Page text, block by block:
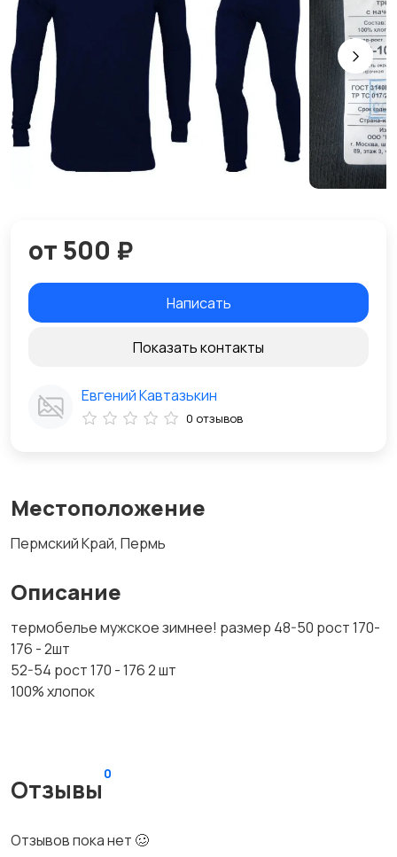
Местоположение
Пермский Край, Пермь
Описание
термобелье мужское зимнее! размер 48-50 рост 170-
176 - 2шт
52-54 рост 170 - 176 2 шт
100% хлопок
Отзывы
0
Отзывов пока нет 🥴
от 500 ₽
Написать
Показать контакты
Евгений Кавтазькин
0 отзывов